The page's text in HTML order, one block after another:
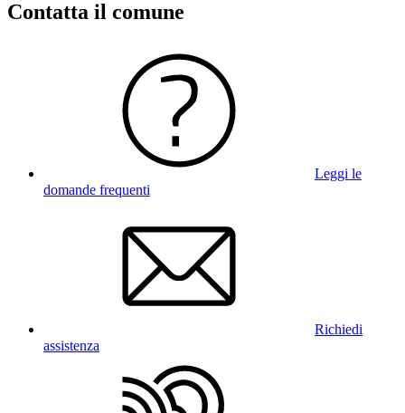
Contatta il comune
Leggi le
domande frequenti
Richiedi
assistenza